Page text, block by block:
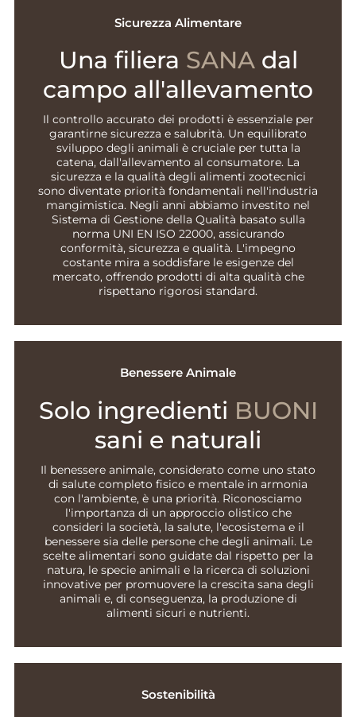
Sicurezza Alimentare
Una filiera SANA dal
campo all'allevamento
Il controllo accurato dei prodotti è essenziale per
garantirne sicurezza e salubrità. Un equilibrato
sviluppo degli animali è cruciale per tutta la
catena, dall'allevamento al consumatore. La
sicurezza e la qualità degli alimenti zootecnici
sono diventate priorità fondamentali nell'industria
mangimistica. Negli anni abbiamo investito nel
Sistema di Gestione della Qualità basato sulla
norma UNI EN ISO 22000, assicurando
conformità, sicurezza e qualità. L'impegno
costante mira a soddisfare le esigenze del
mercato, offrendo prodotti di alta qualità che
rispettano rigorosi standard.
Benessere Animale
Solo ingredienti BUONI
sani e naturali
Il benessere animale, considerato come uno stato
di salute completo fisico e mentale in armonia
con l'ambiente, è una priorità. Riconosciamo
l'importanza di un approccio olistico che
consideri la società, la salute, l'ecosistema e il
benessere sia delle persone che degli animali. Le
scelte alimentari sono guidate dal rispetto per la
natura, le specie animali e la ricerca di soluzioni
innovative per promuovere la crescita sana degli
animali e, di conseguenza, la produzione di
alimenti sicuri e nutrienti.
Sostenibilità